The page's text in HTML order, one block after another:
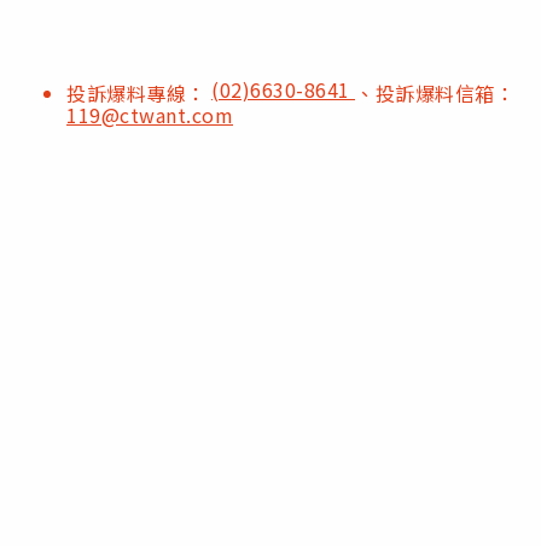
投訴爆料專線： (02)6630-8641 、投訴爆料信箱：
119@ctwant.com